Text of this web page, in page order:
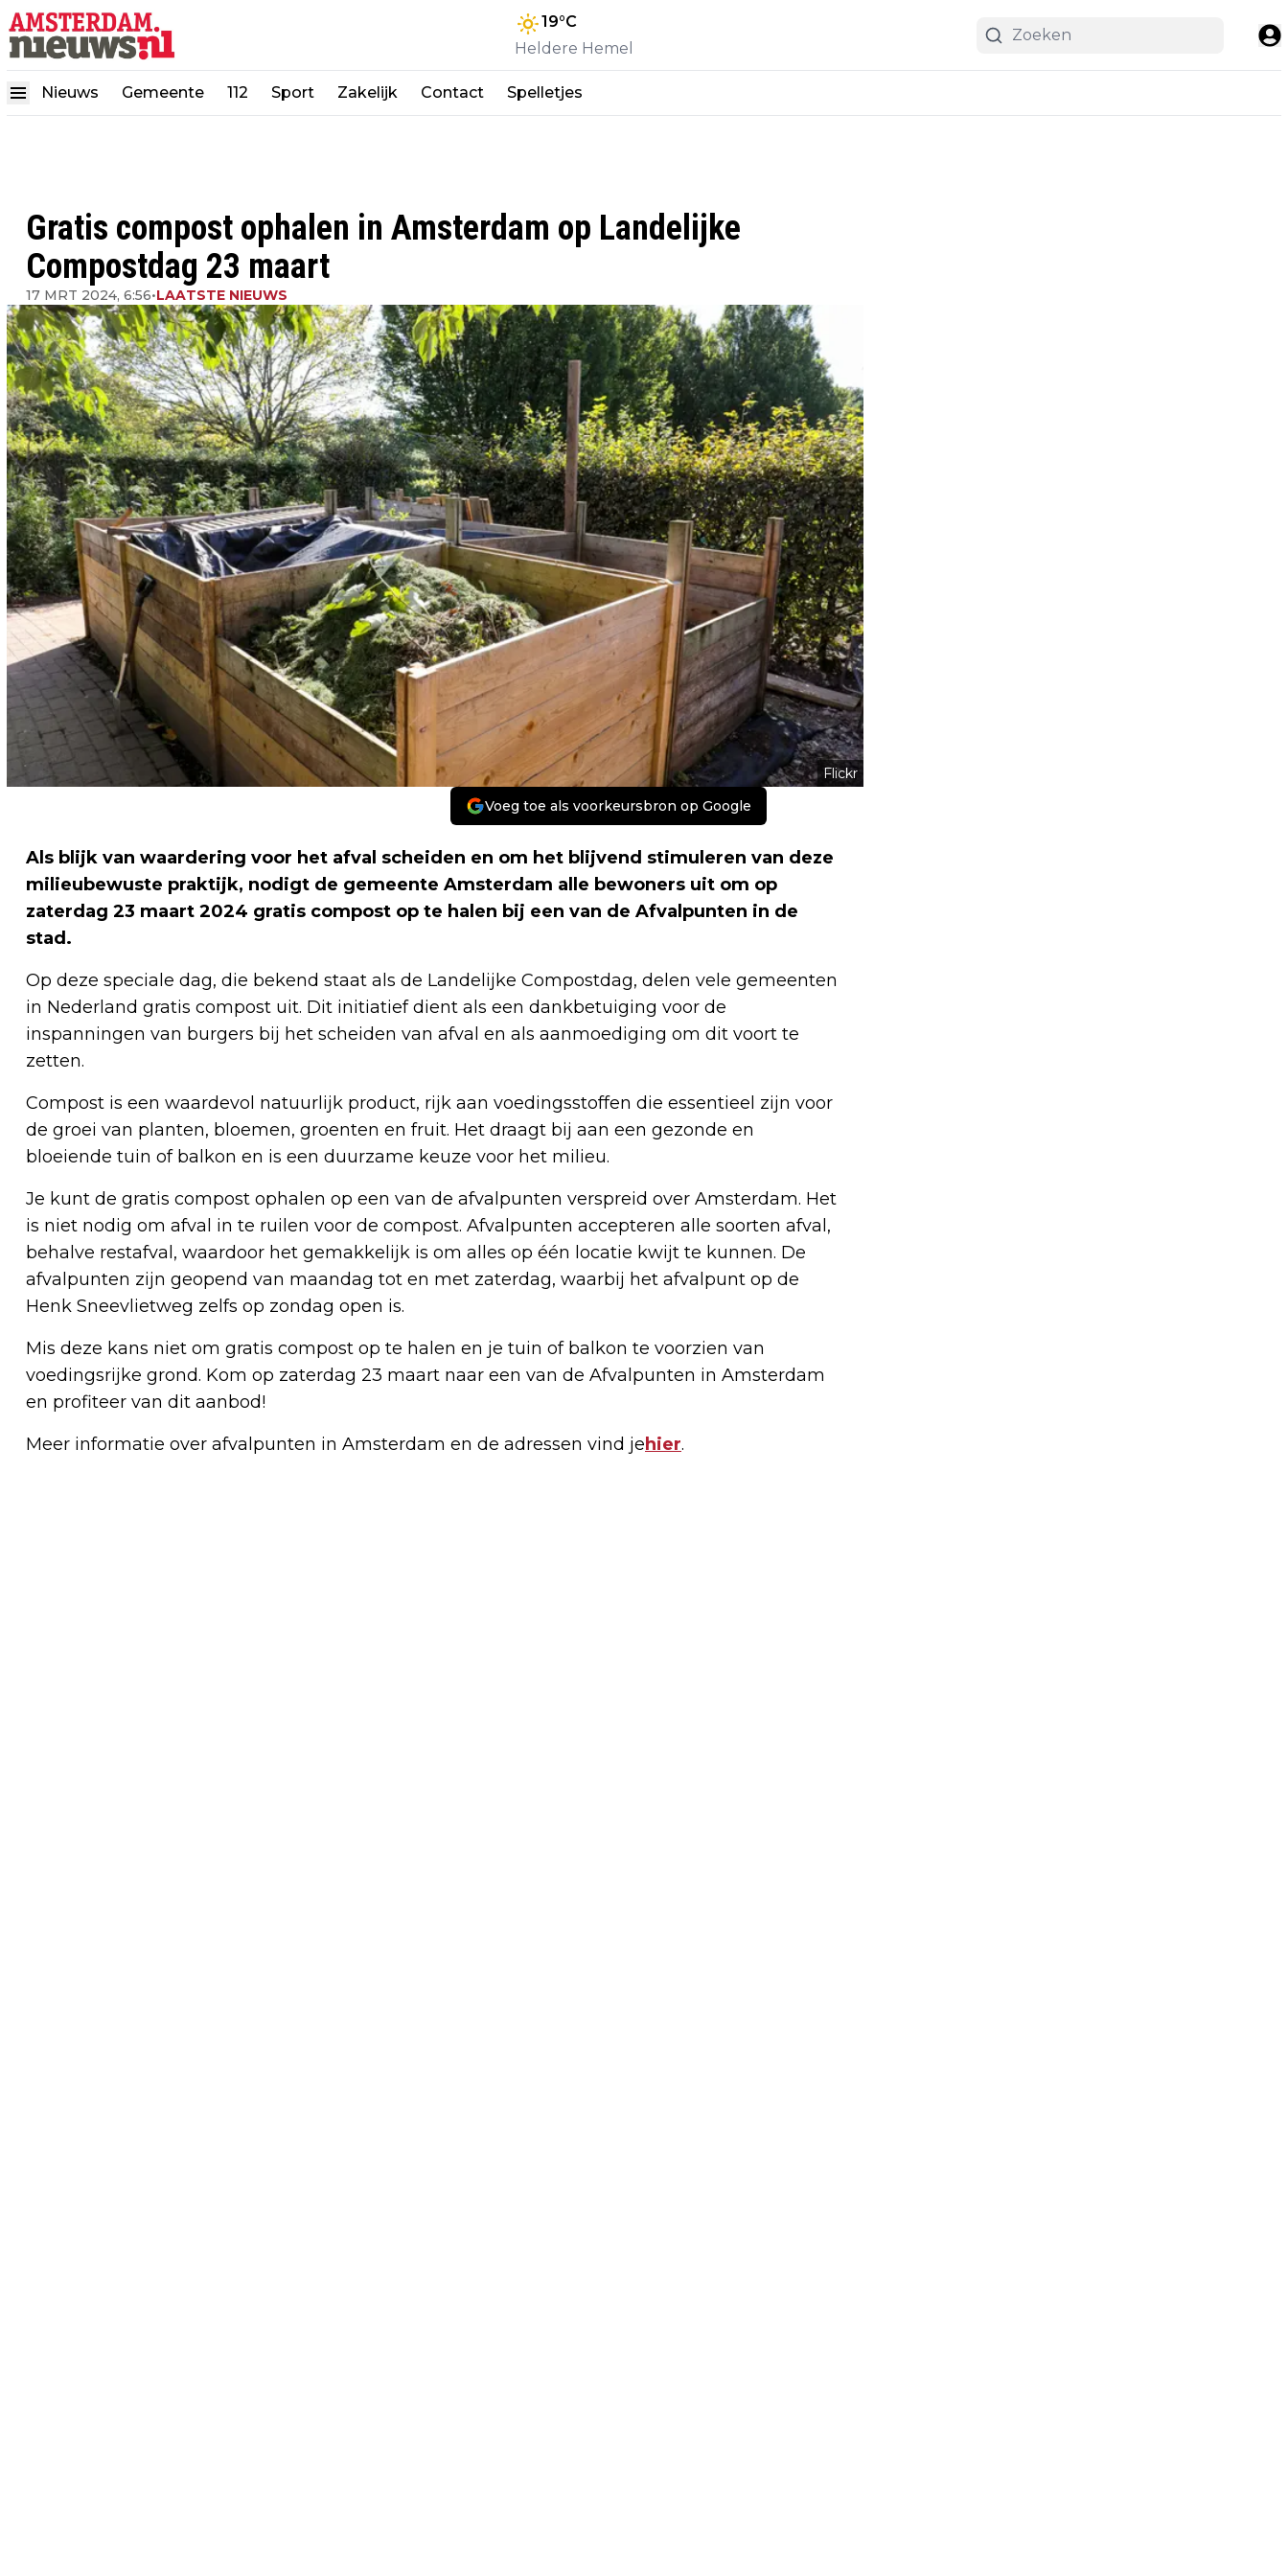
19°C
Heldere Hemel
Nieuws Gemeente 112 Sport Zakelijk Contact Spelletjes
Gratis compost ophalen in Amsterdam op Landelijke
Compostdag 23 maart
17 MRT 2024, 6:56•LAATSTE NIEUWS
Flickr
Voeg toe als voorkeursbron op Google
Als blijk van waardering voor het afval scheiden en om het blijvend stimuleren van deze
milieubewuste praktijk, nodigt de gemeente Amsterdam alle bewoners uit om op
zaterdag 23 maart 2024 gratis compost op te halen bij een van de Afvalpunten in de
stad.
Op deze speciale dag, die bekend staat als de Landelijke Compostdag, delen vele gemeenten
in Nederland gratis compost uit. Dit initiatief dient als een dankbetuiging voor de
inspanningen van burgers bij het scheiden van afval en als aanmoediging om dit voort te
zetten.
Compost is een waardevol natuurlijk product, rijk aan voedingsstoffen die essentieel zijn voor
de groei van planten, bloemen, groenten en fruit. Het draagt bij aan een gezonde en
bloeiende tuin of balkon en is een duurzame keuze voor het milieu.
Je kunt de gratis compost ophalen op een van de afvalpunten verspreid over Amsterdam. Het
is niet nodig om afval in te ruilen voor de compost. Afvalpunten accepteren alle soorten afval,
behalve restafval, waardoor het gemakkelijk is om alles op één locatie kwijt te kunnen. De
afvalpunten zijn geopend van maandag tot en met zaterdag, waarbij het afvalpunt op de
Henk Sneevlietweg zelfs op zondag open is.
Mis deze kans niet om gratis compost op te halen en je tuin of balkon te voorzien van
voedingsrijke grond. Kom op zaterdag 23 maart naar een van de Afvalpunten in Amsterdam
en profiteer van dit aanbod!
Meer informatie over afvalpunten in Amsterdam en de adressen vind jehier.